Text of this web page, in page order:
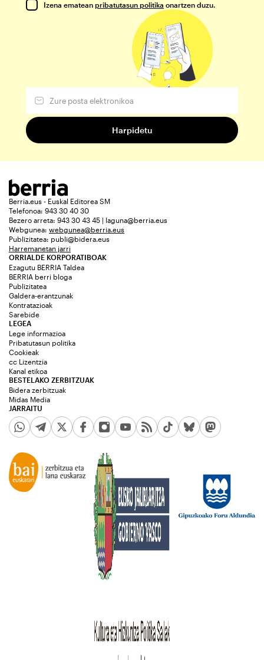
Izena ematean pribatutasun politika onartzen duzu.
Berria.eus - Euskal Editorea SM
Telefonoa: 943 30 40 30
Bezero arreta: 943 30 43 45 | laguna@berria.eus
Webgunea: webgunea@berria.eus
Publizitatea: publi@bidera.eus
Harremanetan jarri
ORRIALDE KORPORATIBOAK
Ezagutu BERRIA Taldea
BERRIA berri bloga
Publizitatea
Galdera-erantzunak
Kontratazioak
Sarebide
JARRAITU
LEGEA
Lege informazioa
Pribatutasun politika
Cookieak
cc Lizentzia
Kanal etikoa
BESTELAKO ZERBITZUAK
Bidera zerbitzuak
Midas Media